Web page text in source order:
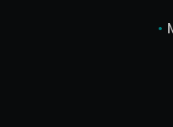
•